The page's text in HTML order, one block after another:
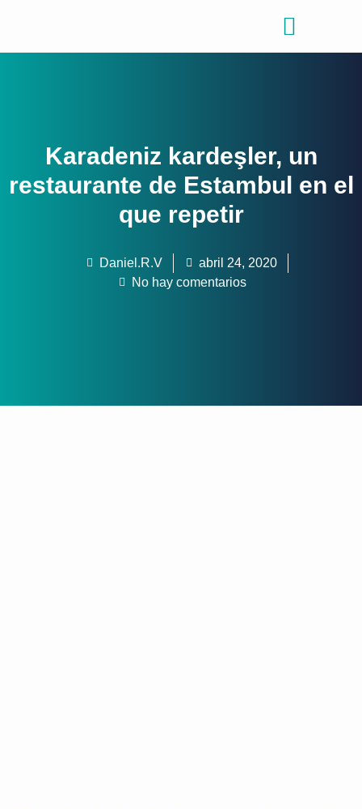
Karadeniz kardeşler, un
restaurante de Estambul en el
que repetir
Daniel.R.V
abril 24, 2020
No hay comentarios